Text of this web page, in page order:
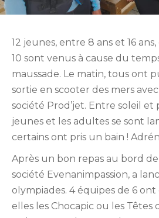
12 jeunes, entre 8 ans et 16
10 sont venus à cause du
maussade. Le matin, tous ont
sortie en scooter des mers
société Prod’jet. Entre soleil et
jeunes et les adultes se sont
certains ont pris un bain !
Après un bon repas au bord de
société Evenanimpassion, a
olympiades. 4 équipes de 6
elles les Chocapic ou les Têtes